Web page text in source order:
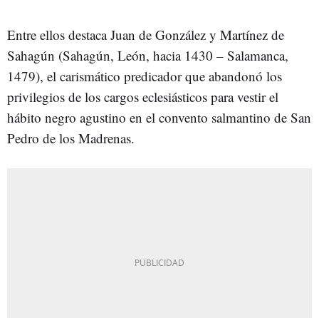
Entre ellos destaca Juan de González y Martínez de
Sahagún (Sahagún, León, hacia 1430 – Salamanca,
1479), el carismático predicador que abandonó los
privilegios de los cargos eclesiásticos para vestir el
hábito negro agustino en el convento salmantino de San
Pedro de los Madrenas.